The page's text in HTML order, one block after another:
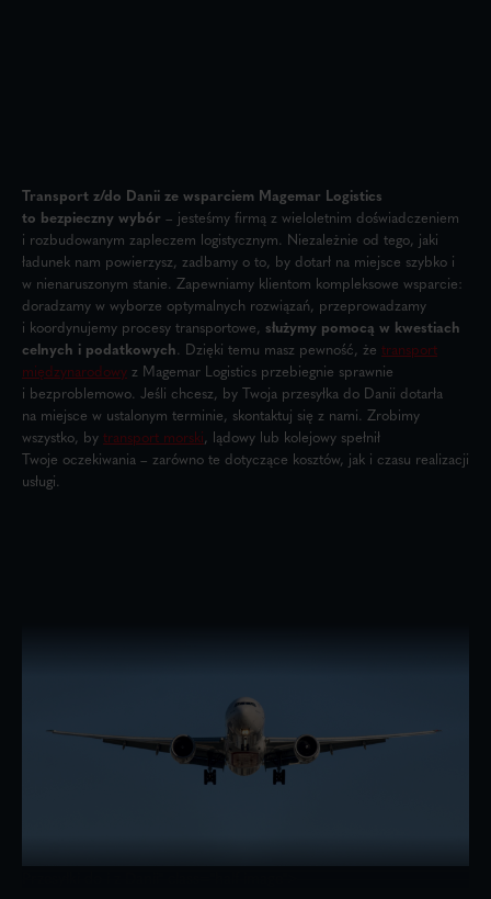
Transport z/do Danii ze wsparciem Magemar Logistics
to bezpieczny wybór – jesteśmy firmą z wieloletnim doświadczeniem
i rozbudowanym zapleczem logistycznym. Niezależnie od tego, jaki
ładunek nam powierzysz, zadbamy o to, by dotarł na miejsce szybko i
w nienaruszonym stanie. Zapewniamy klientom kompleksowe wsparcie:
doradzamy w wyborze optymalnych rozwiązań, przeprowadzamy
i koordynujemy procesy transportowe, służymy pomocą w kwestiach
celnych i podatkowych. Dzięki temu masz pewność, że transport
międzynarodowy z Magemar Logistics przebiegnie sprawnie
i bezproblemowo. Jeśli chcesz, by Twoja przesyłka do Danii dotarła
na miejsce w ustalonym terminie, skontaktuj się z nami. Zrobimy
wszystko, by transport morski, lądowy lub kolejowy spełnił
Twoje oczekiwania – zarówno te dotyczące kosztów, jak i czasu realizacji
usługi.